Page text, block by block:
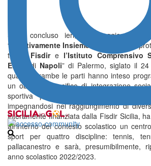
Si è concluso ieri, 31 maggio 2022,
“
Sportivamente Insieme ” e oggetto del
tra laFisdire l’Istituto Comprensivo
Elena
di Napoli” di Palermo, siglato il
quale entrambe le parti hanno inteso
un obiettivo specifico di integrazione
sportiva per gli alunni con disabilità
impegnandosi nel raggiungimento di
interamente finanziata dalla Fisdir Sicilia,
all’interno del contesto scolastico un
sport per quattro discipline: tennis,
pallacanestro e sarà, presumibilmente,
anno scolastico 2022/2023.